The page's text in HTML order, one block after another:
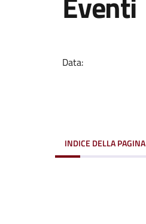
Data:
INDICE DELLA PAGINA